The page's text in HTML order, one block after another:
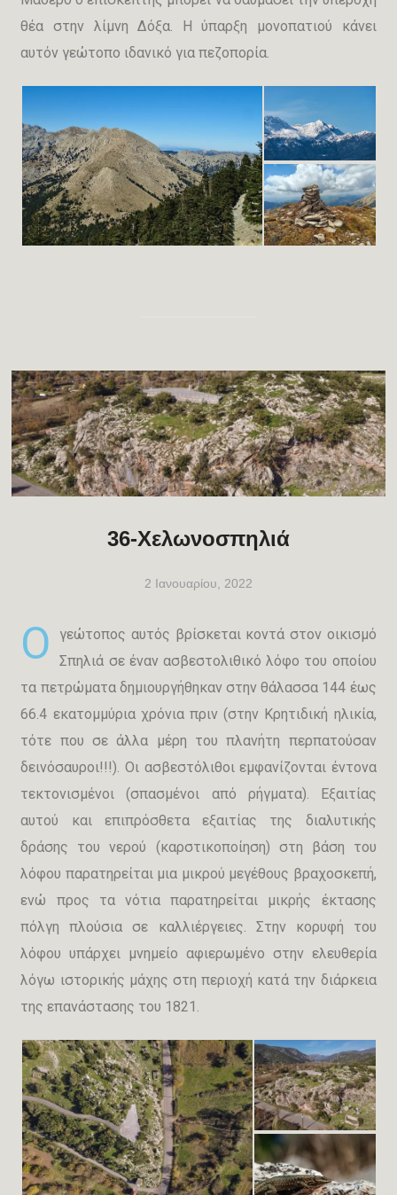
θέα στην λίμνη Δόξα. Η ύπαρξη μονοπατιού κάνει
αυτόν γεώτοπο ιδανικό για πεζοπορία.
36-Χελωνοσπηλιά
2 Ιανουαρίου, 2022
O
γεώτοπος αυτός βρίσκεται κοντά στον οικισμό
Σπηλιά σε έναν ασβεστολιθικό λόφο του οποίου
τα πετρώματα δημιουργήθηκαν στην θάλασσα 144 έως
66.4 εκατομμύρια χρόνια πριν (στην Κρητιδική ηλικία,
τότε που σε άλλα μέρη του πλανήτη περπατούσαν
δεινόσαυροι!!!). Οι ασβεστόλιθοι εμφανίζονται έντονα
τεκτονισμένοι (σπασμένοι από ρήγματα). Εξαιτίας
αυτού και επιπρόσθετα εξαιτίας της διαλυτικής
δράσης του νερού (καρστικοποίηση) στη βάση του
λόφου παρατηρείται μια μικρού μεγέθους βραχοσκεπή,
ενώ προς τα νότια παρατηρείται μικρής έκτασης
πόλγη πλούσια σε καλλιέργειες. Στην κορυφή του
λόφου υπάρχει μνημείο αφιερωμένο στην ελευθερία
λόγω ιστορικής μάχης στη περιοχή κατά την διάρκεια
της επανάστασης του 1821.